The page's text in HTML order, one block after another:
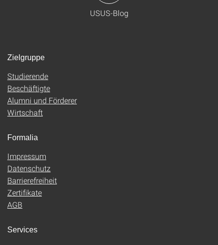
USUS-Blog
Zielgruppe
Studierende
Beschäftigte
Alumni und Förderer
Wirtschaft
Formalia
Impressum
Datenschutz
Barrierefreiheit
Zertifikate
AGB
Services